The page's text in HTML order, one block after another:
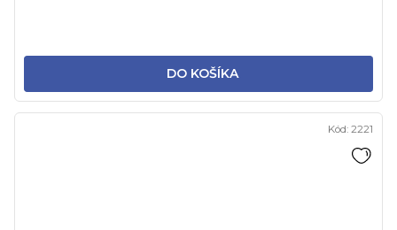
DO KOŠÍKA
Kód: 2221